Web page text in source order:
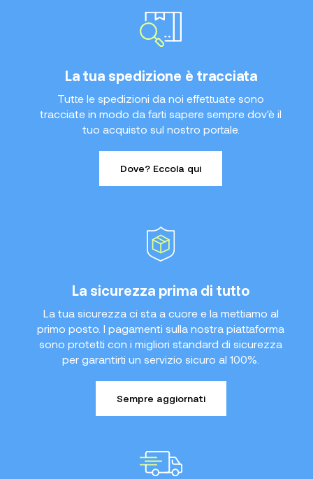
La tua spedizione è tracciata
Tutte le spedizioni da noi effettuate sono
tracciate in modo da farti sapere sempre dov'è il
tuo acquisto sul nostro portale.
Dove? Eccola qui
La sicurezza prima di tutto
La tua sicurezza ci sta a cuore e la mettiamo al
primo posto. I pagamenti sulla nostra piattaforma
sono protetti con i migliori standard di sicurezza
per garantirti un servizio sicuro al 100%.
Sempre aggiornati